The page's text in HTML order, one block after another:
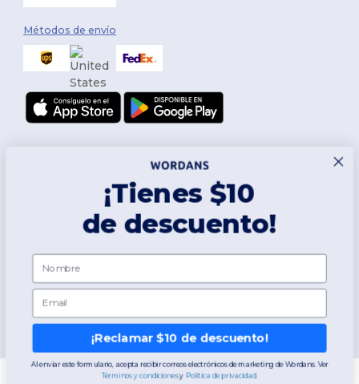
Métodos de envío
Términos y Condiciones|Política de personalización|Política de
Política de Cookies |Mapa del sitio
¡Tienes $10
de descuento!
Nombre
Email
¡Reclamar $10 de descuento!
Al enviar este formulario, acepta recibir correos electrónicos de marketing de Wordans. Ver
Términos y condiciones​y Política de privacidad.